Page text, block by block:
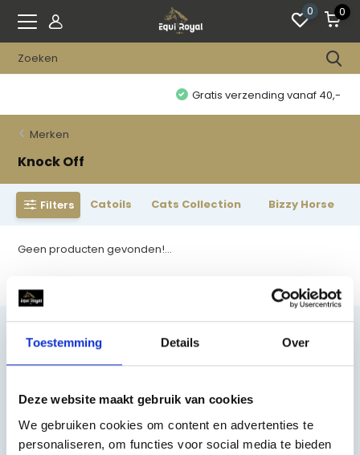
Toestemming Details Over
Deze website maakt gebruik van cookies
We gebruiken cookies om content en advertenties te
personaliseren, om functies voor social media te bieden
0 0
Gratis verzending vanaf 40,-
Merken
Knock Off
Filters Catoils Cats Collection Bizzy Horse
Geen producten gevonden!...
085 002 0715